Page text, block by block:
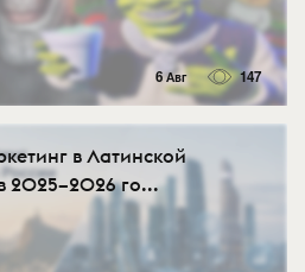
6 Авг 147
в Латинской
2025–2026 го...